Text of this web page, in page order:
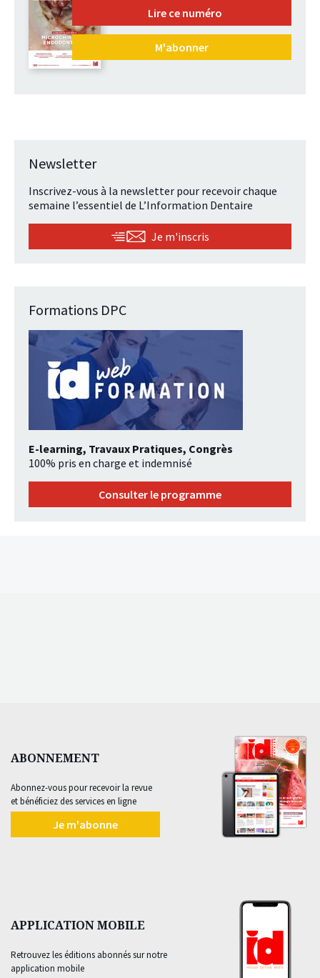
Lire ce numéro
M'abonner
Newsletter
Inscrivez-vous à la newsletter pour recevoir chaque
semaine l’essentiel de L’Information Dentaire
Je m'inscris
Formations DPC
E-learning, Travaux Pratiques, Congrès
100% pris en charge et indemnisé
Consulter le programme
ABONNEMENT
Abonnez-vous pour recevoir la revue
et bénéficiez des services en ligne
Je m'abonne
APPLICATION MOBILE
Retrouvez les éditions abonnés sur notre
application mobile